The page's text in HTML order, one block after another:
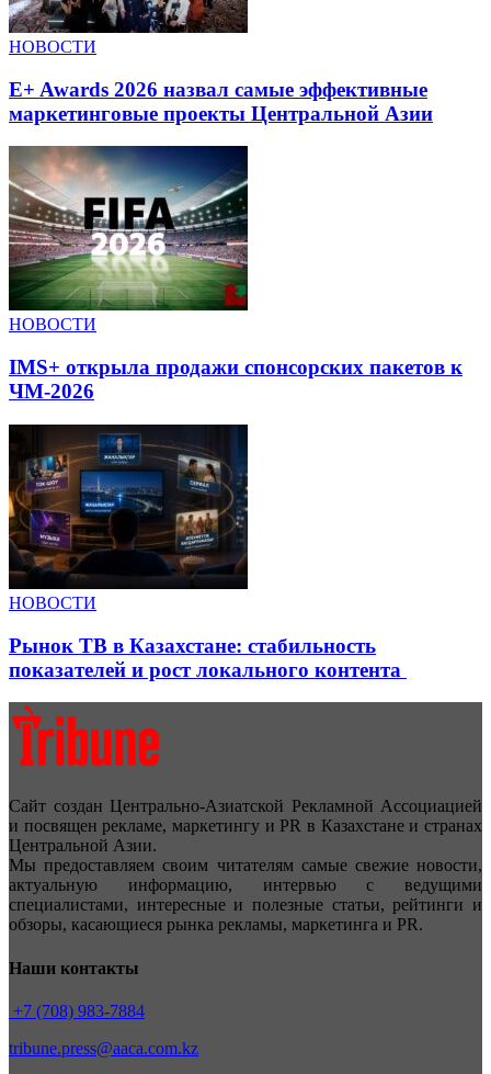
НОВОСТИ
E+ Awards 2026 назвал самые эффективные
маркетинговые проекты Центральной Азии
НОВОСТИ
IMS+ открыла продажи спонсорских пакетов к
ЧМ-2026
НОВОСТИ
Рынок ТВ в Казахстане: стабильность
показателей и рост локального контента
Сайт создан Центрально-Азиатской Рекламной Ассоциацией
и посвящен рекламе, маркетингу и PR в Казахстане и странах
Центральной Азии.
Мы предоставляем своим читателям самые свежие новости,
актуальную информацию, интервью с ведущими
специалистами, интересные и полезные статьи, рейтинги и
обзоры, касающиеся рынка рекламы, маркетинга и PR.
Наши контакты
+7 (708) 983-7884
tribune.press@aaca.com.kz